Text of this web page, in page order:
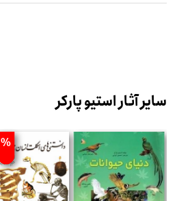
سایر آثار استیو پارکر
%